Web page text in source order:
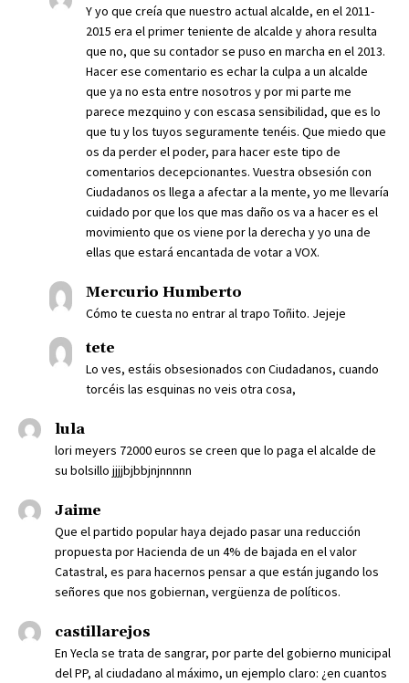
Y yo que creía que nuestro actual alcalde, en el 2011-
2015 era el primer teniente de alcalde y ahora resulta
que no, que su contador se puso en marcha en el 2013.
Hacer ese comentario es echar la culpa a un alcalde
que ya no esta entre nosotros y por mi parte me
parece mezquino y con escasa sensibilidad, que es lo
que tu y los tuyos seguramente tenéis. Que miedo que
os da perder el poder, para hacer este tipo de
comentarios decepcionantes. Vuestra obsesión con
Ciudadanos os llega a afectar a la mente, yo me llevaría
cuidado por que los que mas daño os va a hacer es el
movimiento que os viene por la derecha y yo una de
ellas que estará encantada de votar a VOX.
Mercurio Humberto
Cómo te cuesta no entrar al trapo Toñito. Jejeje
tete
Lo ves, estáis obsesionados con Ciudadanos, cuando
torcéis las esquinas no veis otra cosa,
lula
lori meyers 72000 euros se creen que lo paga el alcalde de
su bolsillo jjjjbjbbjnjnnnnn
Jaime
Que el partido popular haya dejado pasar una reducción
propuesta por Hacienda de un 4% de bajada en el valor
Catastral, es para hacernos pensar a que están jugando los
señores que nos gobiernan, vergüenza de políticos.
castillarejos
En Yecla se trata de sangrar, por parte del gobierno municipal
del PP, al ciudadano al máximo, un ejemplo claro: ¿en cuantos